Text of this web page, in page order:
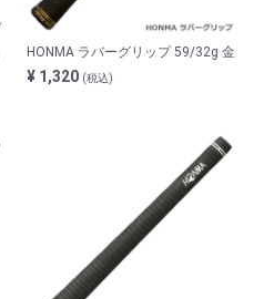
HONMA ラバーグリップ 59/32g 金
¥ 1,320 (税込)